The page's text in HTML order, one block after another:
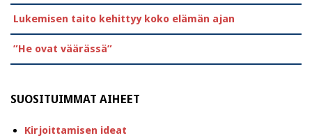
Lukemisen taito kehittyy koko elämän ajan
”He ovat väärässä”
SUOSITUIMMAT AIHEET
Kirjoittamisen ideat